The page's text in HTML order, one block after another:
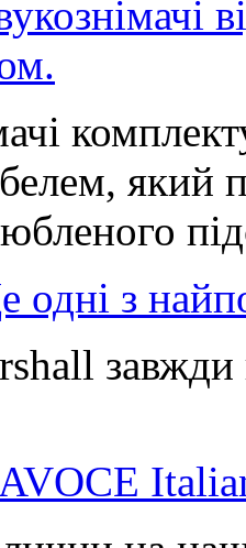
який
однi з
завжди